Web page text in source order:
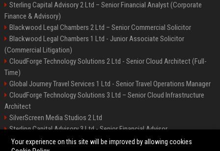
Sterling Capital Advisory 2 Ltd – Senior Financial Analyst (Corporate
Finance & Advisory)
Blackwood Legal Chambers 2 Ltd – Senior Commercial Solicitor
Blackwood Legal Chambers 1 Ltd - Junior Associate Solicitor
(Commercial Litigation)
CloudForge Technology Solutions 2 Ltd - Senior Cloud Architect (Full-
Time)
Global Journey Travel Services 1 Ltd - Senior Travel Operations Manager
CloudForge Technology Solutions 3 Ltd – Senior Cloud Infrastructure
Architect
SilverScreen Media Studios 2 Ltd
Sterling Capital Advisory 3 Ltd - Senior Financial Advisor
SilverScreen Media Studios 3 Ltd – Senior Content Producer
Your experience on this site will be improved by allowing cookies